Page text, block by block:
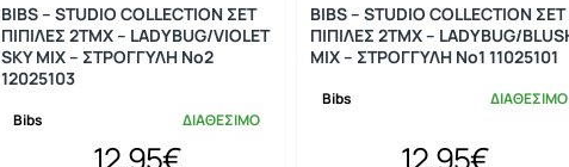
Bibs ΔΙΑΘΕΣΙΜΟ
BIBS – STUDIO COLLECTION ΣΕΤ
ΠΙΠΙΛΕΣ 2ΤΜΧ – LADYBUG/VIOLET
SKY MIX – ΣΤΡΟΓΓΥΛΗ No2
12025103
12,95€
Bibs ΔΙΑΘΕΣΙΜΟ
BIBS – STUDIO COLLECTION ΣΕΤ
ΠΙΠΙΛΕΣ 2ΤΜΧ – LADYBUG/
MIX – ΣΤΡΟΓΓΥΛΗ No1 11025101
12,95€